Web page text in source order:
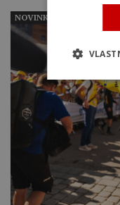
NOVINKY